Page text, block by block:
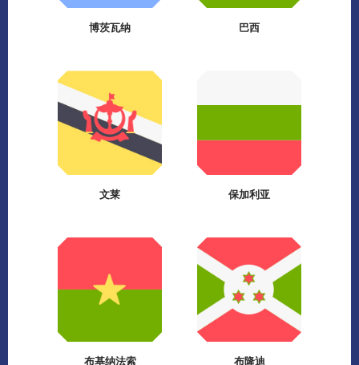
博茨瓦纳 巴西
文莱 保加利亚
布基纳法索 布隆迪